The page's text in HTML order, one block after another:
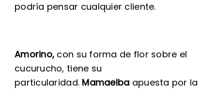
podría pensar cualquier cliente.
Amorino, con su forma de flor sobre el
cucurucho, tiene su
particularidad. Mamaelba apuesta por la